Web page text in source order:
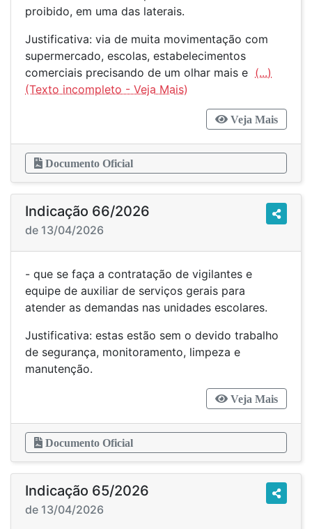
proibido, em uma das laterais.
Justificativa: via de muita movimentação com
supermercado, escolas, estabelecimentos
comerciais precisando de um olhar mais e (...)
Veja Mais
Documento Oficial
Indicação 66/2026
de 13/04/2026
- que se faça a contratação de vigilantes e
equipe de auxiliar de serviços gerais para
atender as demandas nas unidades escolares.
Justificativa: estas estão sem o devido trabalho
de segurança, monitoramento, limpeza e
manutenção.
Veja Mais
Documento Oficial
Indicação 65/2026
de 13/04/2026